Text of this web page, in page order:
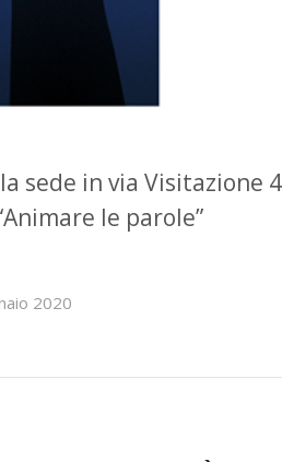
sede in via Visitazione
le parole”
2020